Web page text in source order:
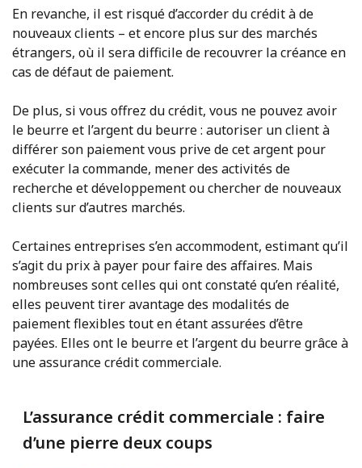
En revanche, il est risqué d’accorder du crédit à de
nouveaux clients – et encore plus sur des marchés
étrangers, où il sera difficile de recouvrer la créance en
cas de défaut de paiement.
De plus, si vous offrez du crédit, vous ne pouvez avoir
le beurre et l’argent du beurre : autoriser un client à
différer son paiement vous prive de cet argent pour
exécuter la commande, mener des activités de
recherche et développement ou chercher de nouveaux
clients sur d’autres marchés.
Certaines entreprises s’en accommodent, estimant qu’il
s’agit du prix à payer pour faire des affaires. Mais
nombreuses sont celles qui ont constaté qu’en réalité,
elles peuvent tirer avantage des modalités de
paiement flexibles tout en étant assurées d’être
payées. Elles ont le beurre et l’argent du beurre grâce à
une assurance crédit commerciale.
L’assurance crédit commerciale : faire
d’une pierre deux coups